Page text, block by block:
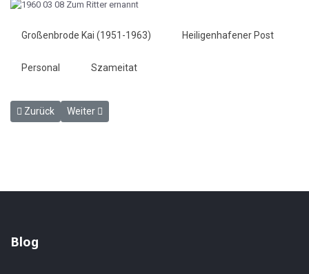
Großenbrode Kai (1951-1963) Heiligenhafener Post
Personal Szameitat
Vorheriger Beitrag: Ein Auto brannte aus - Heiligenhafener Post
Zurück Nächster Beitrag: Theodor Heuß wird überholt -
Weiter
Blog